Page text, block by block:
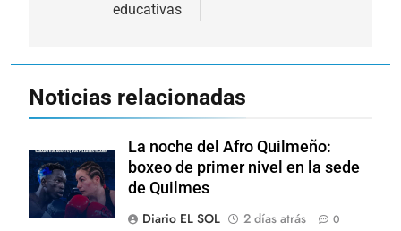
educativas
Noticias relacionadas
La noche del Afro Quilmeño:
boxeo de primer nivel en la sede
de Quilmes
Diario EL SOL
2 días atrás 0